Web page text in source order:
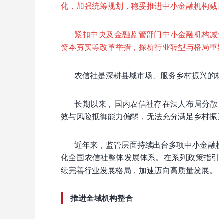
化，加强统筹规划，稳妥推进中小金融机构
紧扣中央及金融监管部门中小金融机构
资本夯实等改革举措，探析行业转型与格局
农信社是深耕县域市场、服务乡村振兴的
长期以来，国内农信社存在法人布局分
效与风险抵御能力偏弱，无法充分满足乡村
近年来，监管层面持续出台多项中小金
化全国农信社整体发展体系。在系列政策指
续完善行业发展格局，加速迈向高质量发展。
推进全域机构整合